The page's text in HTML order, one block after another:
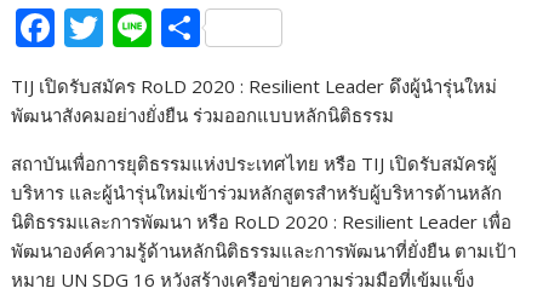
F
ac
e
b
o
o
k
T
w
itt
er
Li
e
S
ar
e
TIJ เปิดรับสมัคร RoLD 2020 : Resilient Leader ดึงผู้นำรุ่นใหม่
พัฒนาสังคมอย่างยั่งยืน ร่วมออกแบบหลักนิติธรรม
สถาบันเพื่อการยุติธรรมแห่งประเทศไทย หรือ TIJ เปิดรับสมัครผู้
บริหาร และผู้นำรุ่นใหม่เข้าร่วมหลักสูตรสำหรับผู้บริหารด้านหลัก
นิติธรรมและการพัฒนา หรือ RoLD 2020 : Resilient Leader เพื่อ
พัฒนาองค์ความรู้ด้านหลักนิติธรรมและการพัฒนาที่ยั่งยืน ตามเป้า
หมาย UN SDG 16 หวังสร้างเครือข่ายความร่วมมือที่เข้มแข็ง